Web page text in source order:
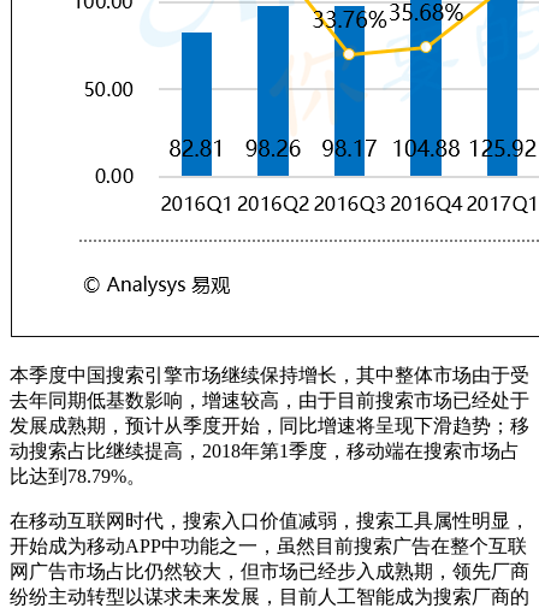
本季度中国搜索引擎市场继续保持增长，其中整体市场由于受
去年同期低基数影响，增速较高，由于目前搜索市场已经处于
发展成熟期，预计从季度开始，同比增速将呈现下滑趋势；移
动搜索占比继续提高，2018年第1季度，移动端在搜索市场占
比达到78.79%。
在移动互联网时代，搜索入口价值减弱，搜索工具属性明显，
开始成为移动APP中功能之一，虽然目前搜索广告在整个互联
网广告市场占比仍然较大，但市场已经步入成熟期，领先厂商
纷纷主动转型以谋求未来发展，目前人工智能成为搜索厂商的